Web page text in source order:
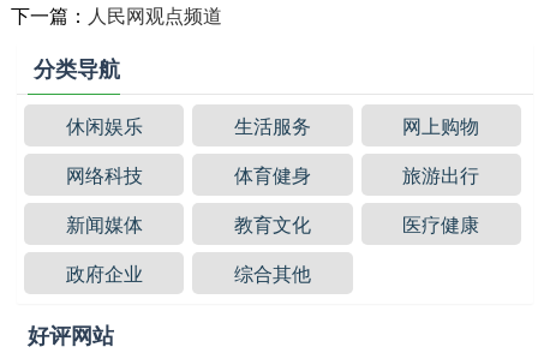
下一篇： 人民网观点频道
分类导航
休闲娱乐 生活服务
网上购物
网络科技
体育健身
旅游出行
新闻媒体
教育文化
医疗健康
政府企业
综合其他
好评网站